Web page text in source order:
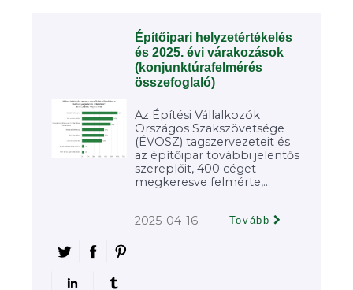
Építőipari helyzetértékelés
és 2025. évi várakozások
(konjunktúrafelmérés
összefoglaló)
Az Építési Vállalkozók
Országos Szakszövetsége
(ÉVOSZ) tagszervezeteit és
az építőipar további jelentős
szereplőit, 400 céget
megkeresve felmérte,...
2025-04-16 Tovább